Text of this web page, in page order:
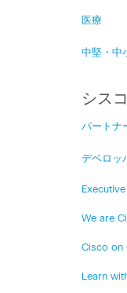
医療
中堅・中
シス
パートナ
デベロッ
We are
Cisco on
Learn